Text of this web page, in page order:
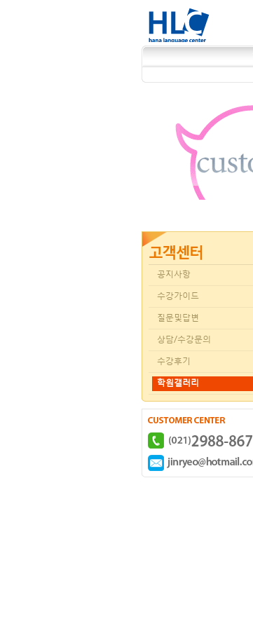
공지사항
수강가이드
질문및답변
상담/수강문의
수강후기
학원갤러리